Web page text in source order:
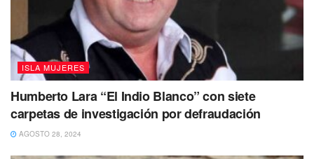
ISLA MUJERES
Humberto Lara “El Indio Blanco” con siete
carpetas de investigación por defraudación
AGOSTO 28, 2024